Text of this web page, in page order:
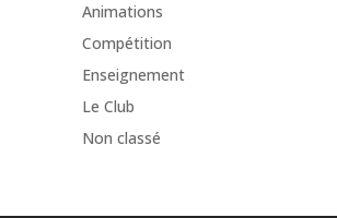
Animations
Compétition
Enseignement
Le Club
Non classé